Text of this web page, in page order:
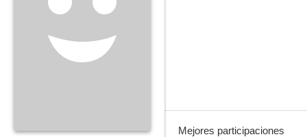
Mejores participaciones